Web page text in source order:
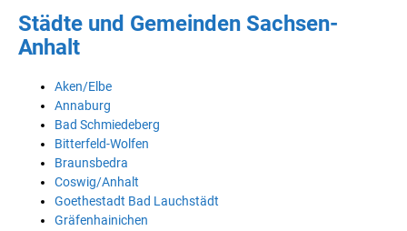
Städte und Gemeinden Sachsen-
Anhalt
Aken/Elbe
Annaburg
Bad Schmiedeberg
Bitterfeld-Wolfen
Braunsbedra
Coswig/Anhalt
Goethestadt Bad Lauchstädt
Gräfenhainichen